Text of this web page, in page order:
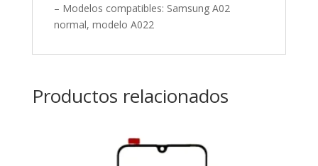
– Modelos compatibles: Samsung A02
normal, modelo A022
Productos relacionados